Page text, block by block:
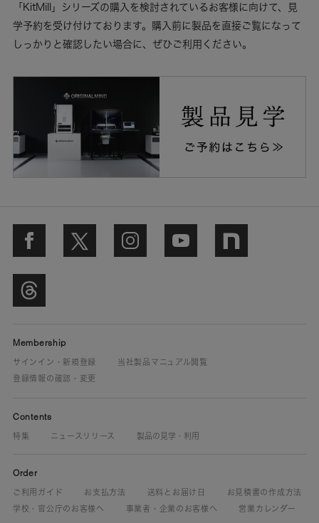
「KitMill」シリーズの購入を検討されているお客様に向けて、見
学予約を受け付けております。購入前に製品を直接ご覧になって
しっかりと確認したい場合に、ぜひご利用ください。
Membership
サインイン・新規登録
当社製品マニュアル閲覧
登録情報の確認・変更
Contents
特集 ニュースリリース 製品の見学・利用
Order
ご利用ガイド お支払方法 送料とお届け日
お見積書の作成方法
学校・官公庁のお客様へ
事業者・企業のお客様へ 営業カレンダー